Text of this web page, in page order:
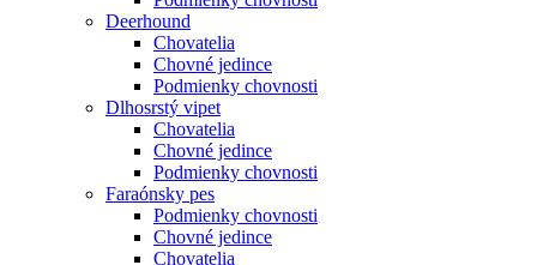
Deerhound
Chovatelia
Chovné jedince
Podmienky chovnosti
Dlhosrstý vipet
Chovatelia
Chovné jedince
Podmienky chovnosti
Faraónsky pes
Podmienky chovnosti
Chovné jedince
Chovatelia